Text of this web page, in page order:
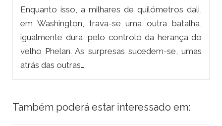
Enquanto isso, a milhares de quilómetros dali,
em Washington, trava-se uma outra batalha,
igualmente dura, pelo controlo da herança do
velho Phelan. As surpresas sucedem-se, umas
atrás das outras…
Também poderá estar interessado em: